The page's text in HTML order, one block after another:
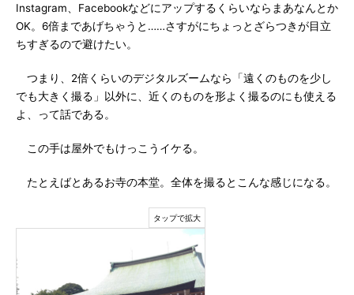
Instagram、Facebookなどにアップするくらいならまあなんとか
OK。6倍まであげちゃうと……さすがにちょっとざらつきが目立
ちすぎるので避けたい。
つまり、2倍くらいのデジタルズームなら「遠くのものを少し
でも大きく撮る」以外に、近くのものを形よく撮るのにも使える
よ、って話である。
この手は屋外でもけっこうイケる。
たとえばとあるお寺の本堂。全体を撮るとこんな感じになる。